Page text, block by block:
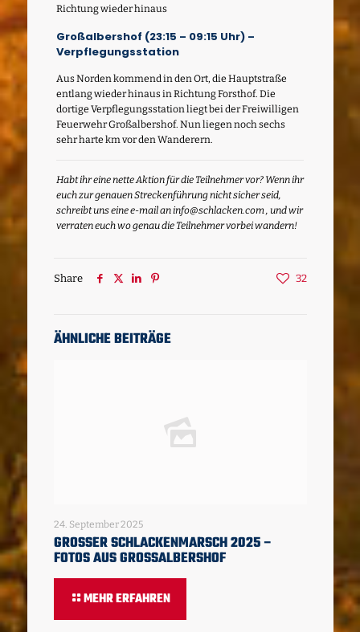
Richtung wieder hinaus
Großalbershof (23:15 – 09:15 Uhr) –
Verpflegungsstation
Aus Norden kommend in den Ort, die Hauptstraße
entlang wieder hinaus in Richtung Forsthof. Die
dortige Verpflegungsstation liegt bei der Freiwilligen
Feuerwehr Großalbershof. Nun liegen noch sechs
sehr harte km vor den Wanderern.
Habt ihr eine nette Aktion für die Teilnehmer vor? Wenn ihr
euch zur genauen Streckenführung nicht sicher seid,
schreibt uns eine e-mail an info@schlacken.com , und wir
verraten euch wo genau die Teilnehmer vorbei wandern!
Share 32
ÄHNLICHE BEITRÄGE
24. September 2025
GROSSER SCHLACKENMARSCH 2025 – F
OTOS AUS GROSSALBERSHOF
MEHR ERFAHREN